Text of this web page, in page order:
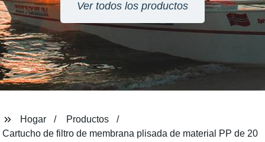
Hogar
Productos
Cartucho de filtro de membrana plisada de material PP de 20